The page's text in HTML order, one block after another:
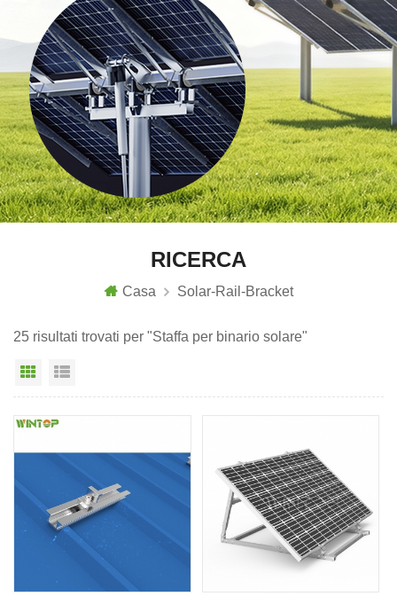
RICERCA
Casa Solar-Rail-Bracket
25 risultati trovati per "Staffa per binario solare"
Vista a griglia